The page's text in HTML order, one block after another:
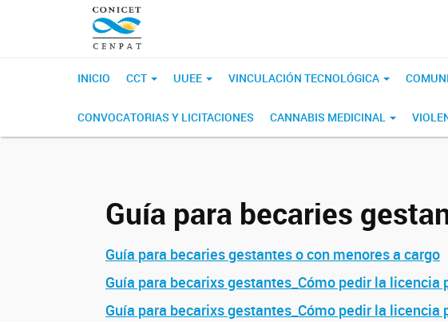
INICIO CCT UUEE VINCULACIÓN TECNOLÓGICA
CONVOCATORIAS Y LICITACIONES CANNABIS MEDICINAL
Guía para becaries
Guía para becaries gestantes o con menores a cargo
Guía para becarixs gestantes_Cómo pedir la licencia
Guía para becarixs gestantes_Cómo pedir la licencia